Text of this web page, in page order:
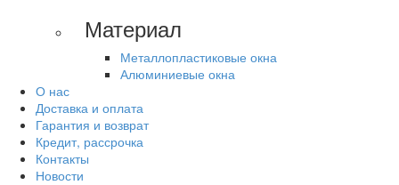
Материал
Металлопластиковые окна
Алюминиевые окна
О нас
Доставка и оплата
Гарантия и возврат
Кредит, рассрочка
Контакты
Новости